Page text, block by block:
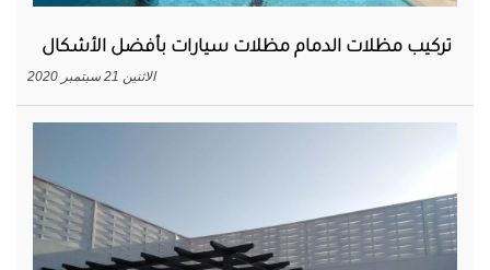
تركيب مظلات الدمام مظلات سيارات بأفضل الأشكال
الاثنين 21 سبتمبر 2020